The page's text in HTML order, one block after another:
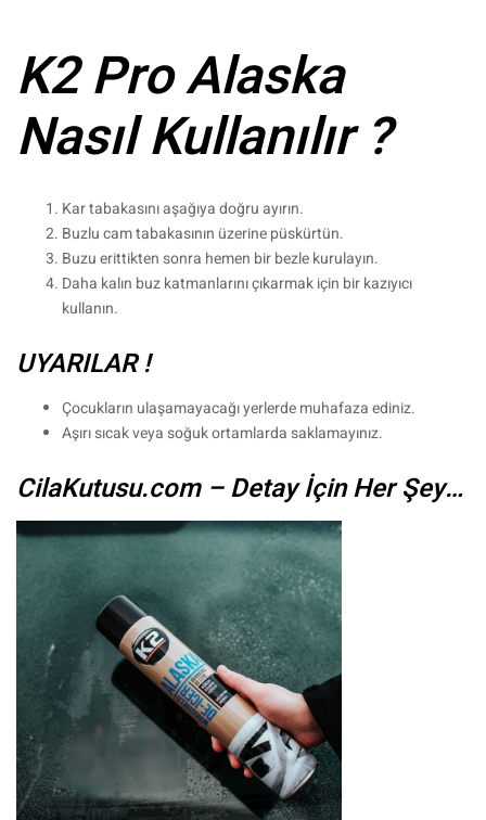
K2 Pro Alaska
Nasıl Kullanılır ?
Kar tabakasını aşağıya doğru ayırın.
Buzlu cam tabakasının üzerine püskürtün.
Buzu erittikten sonra hemen bir bezle kurulayın.
Daha kalın buz katmanlarını çıkarmak için bir kazıyıcı
kullanın.
UYARILAR !
Çocukların ulaşamayacağı yerlerde muhafaza ediniz.
Aşırı sıcak veya soğuk ortamlarda saklamayınız.
CilaKutusu.com – Detay İçin Her Şey…